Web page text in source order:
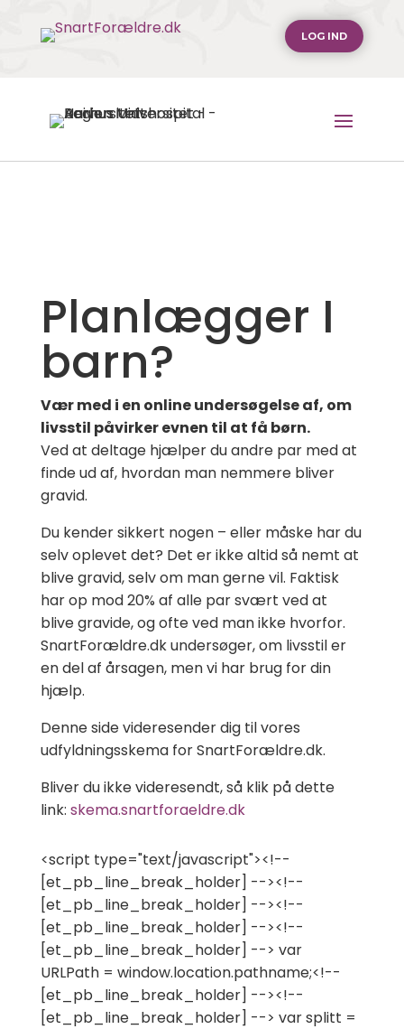
LOG IND
Planlægger I
barn?
Vær med i en online undersøgelse af, om
livsstil påvirker evnen til at få børn.
Ved at deltage hjælper du andre par med at
finde ud af, hvordan man nemmere bliver
gravid.
Du kender sikkert nogen – eller måske har du
selv oplevet det? Det er ikke altid så nemt at
blive gravid, selv om man gerne vil. Faktisk
har op mod 20% af alle par svært ved at
blive gravide, og ofte ved man ikke hvorfor.
SnartForældre.dk undersøger, om livsstil er
en del af årsagen, men vi har brug for din
hjælp.
Denne side videresender dig til vores
udfyldningsskema for SnartForældre.dk.
Bliver du ikke videresendt, så klik på dette
link: skema.snartforaeldre.dk
<script type="text/javascript"><!--
[et_pb_line_break_holder] --><!--
[et_pb_line_break_holder] --><!--
[et_pb_line_break_holder] --><!--
[et_pb_line_break_holder] --> var
URLPath = window.location.pathname;<!--
[et_pb_line_break_holder] --><!--
[et_pb_line_break_holder] --> var splitt =